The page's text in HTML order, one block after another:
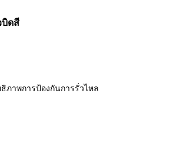
บิดสี
ภาพการป้องกันการรั่วไหล